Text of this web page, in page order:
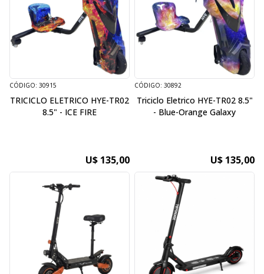
CÓDIGO: 30915
TRICICLO ELETRICO HYE-TR02
8.5" - ICE FIRE
U$ 135,00
CÓDIGO: 30892
Triciclo Eletrico HYE-TR02 8.5"
- Blue-Orange Galaxy
U$ 135,00